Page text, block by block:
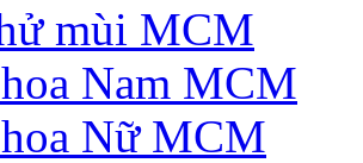
mùi MCM
Nam MCM
Nữ MCM